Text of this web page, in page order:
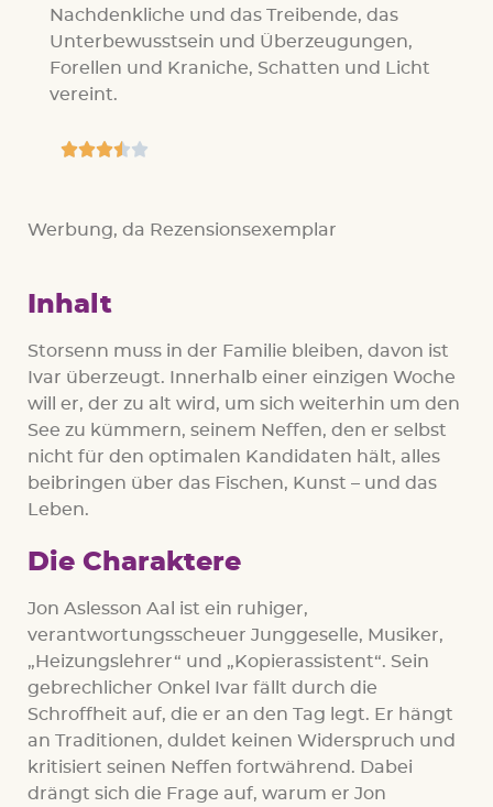
Nachdenkliche und das Treibende, das
Unterbewusstsein und Überzeugungen,
Forellen und Kraniche, Schatten und Licht
vereint.

Werbung, da Rezensionsexemplar
Inhalt
Storsenn muss in der Familie bleiben, davon ist
Ivar überzeugt. Innerhalb einer einzigen Woche
will er, der zu alt wird, um sich weiterhin um den
See zu kümmern, seinem Neffen, den er selbst
nicht für den optimalen Kandidaten hält, alles
beibringen über das Fischen, Kunst – und das
Leben.
Die Charaktere
Jon Aslesson Aal ist ein ruhiger,
verantwortungsscheuer Junggeselle, Musiker,
„Heizungslehrer“ und „Kopierassistent“. Sein
gebrechlicher Onkel Ivar fällt durch die
Schroffheit auf, die er an den Tag legt. Er hängt
an Traditionen, duldet keinen Widerspruch und
kritisiert seinen Neffen fortwährend. Dabei
drängt sich die Frage auf, warum er Jon